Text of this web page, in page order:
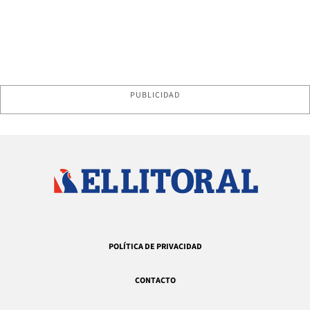
PUBLICIDAD
POLÍTICA DE PRIVACIDAD
CONTACTO